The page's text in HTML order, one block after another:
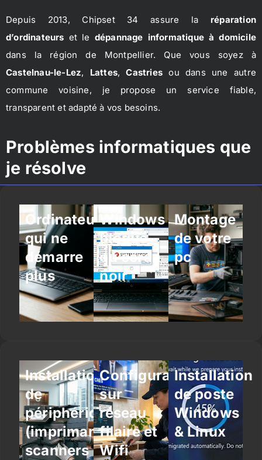
Depuis 2013, Chipset 34 assure la réparation
d’ordinateurs et le dépannage informatique à domicile
dans la région de Montpellier. Que vous soyez à
Castelnau-le-Lez, Lattes,Castries ou dans une autre
commune voisine, je propose un service fiable,
transparent et adapté à vos besoins.
Problèmes informatiques que
je résolve
Ordinateur
qui ne
démarre
plus
Windows
bloqué
ou écran
noir
Montage
de votre
pc
Installation
de
périphériques
(imprimantes,
scanners
Configuration
sur
réseau
filaire et
Wifi
Installation
de poste
Windows
& Linux